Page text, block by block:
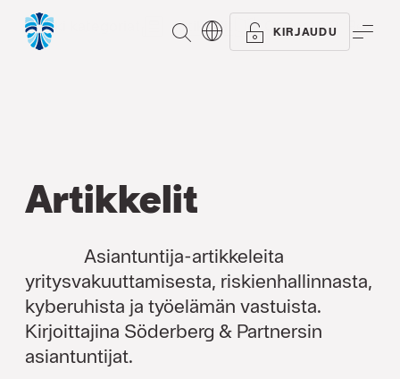
ETSI KIRJAUDU
Kaikki kategoriat Artikkelit Oppaat
Artikkelit
Asiantuntija-artikkeleita
yritysvakuuttamisesta, riskienhallinnasta,
kyberuhista ja työelämän vastuista.
Kirjoittajina Söderberg & Partnersin
asiantuntijat.